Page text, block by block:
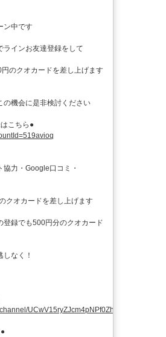
ン中です
ラインお友達登録をして
のクオカードを差し上げます
の機会に是非検討ください
こちら●
力・Google口コミ・
クオカードを差し上げます
登録でも500円分のクオカード
なく！
UCwV15ryZJcm4pNPf0ZhXu9g